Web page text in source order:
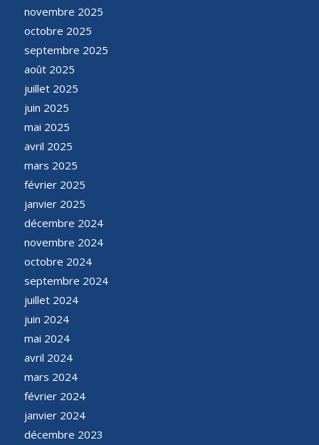
novembre 2025
octobre 2025
septembre 2025
août 2025
juillet 2025
juin 2025
mai 2025
avril 2025
mars 2025
février 2025
janvier 2025
décembre 2024
novembre 2024
octobre 2024
septembre 2024
juillet 2024
juin 2024
mai 2024
avril 2024
mars 2024
février 2024
janvier 2024
décembre 2023